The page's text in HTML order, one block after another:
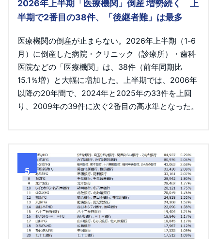
2026年上半期「医療機関」倒産 増勢続く 上
半期で2番目の38件、「後継者難」は最多
医療機関の倒産が止まらない。2026年上半期（1-6
月）に倒産した病院・クリニック（診療所）・歯科
医院などの「医療機関」は、38件（前年同期比
15.1％増）と大幅に増加した。上半期では、2006年
以降の20年間で、2024年と2025年の33件を上回
り、2009年の39件に次ぐ2番目の高水準となった。
5